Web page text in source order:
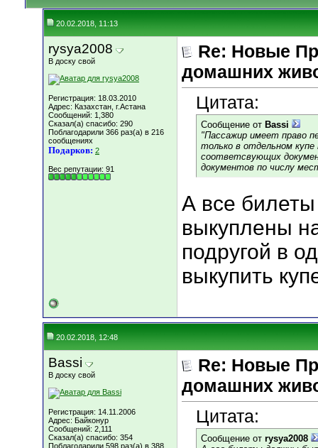
20.02.2018, 11:13
rysya2008
В доску свой
Регистрация: 18.03.2010
Адрес: Казахстан, г.Астана
Сообщений: 1,380
Сказал(а) спасибо: 290
Поблагодарили 366 раз(а) в 216
сообщениях
Подарков: 2
Вес репутации: 91
Re: Новые
домашних
Цитата:
Сообщение от Bassi
"Пассажир имеет право
только в отдельном купе
соответсвующих
документов по числу
А все
выкуплены
подругой в
выкупить
20.02.2018, 12:48
Bassi
В доску свой
Регистрация: 14.11.2006
Адрес: Байконур
Сообщений: 2,111
Сказал(а) спасибо: 354
Поблагодарили 598 раз(а) в 388
Re: Новые
домашних
Цитата:
Сообщение от rysya2008